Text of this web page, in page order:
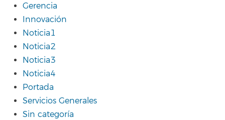
Gerencia
Innovación
Noticia1
Noticia2
Noticia3
Noticia4
Portada
Servicios Generales
Sin categoría